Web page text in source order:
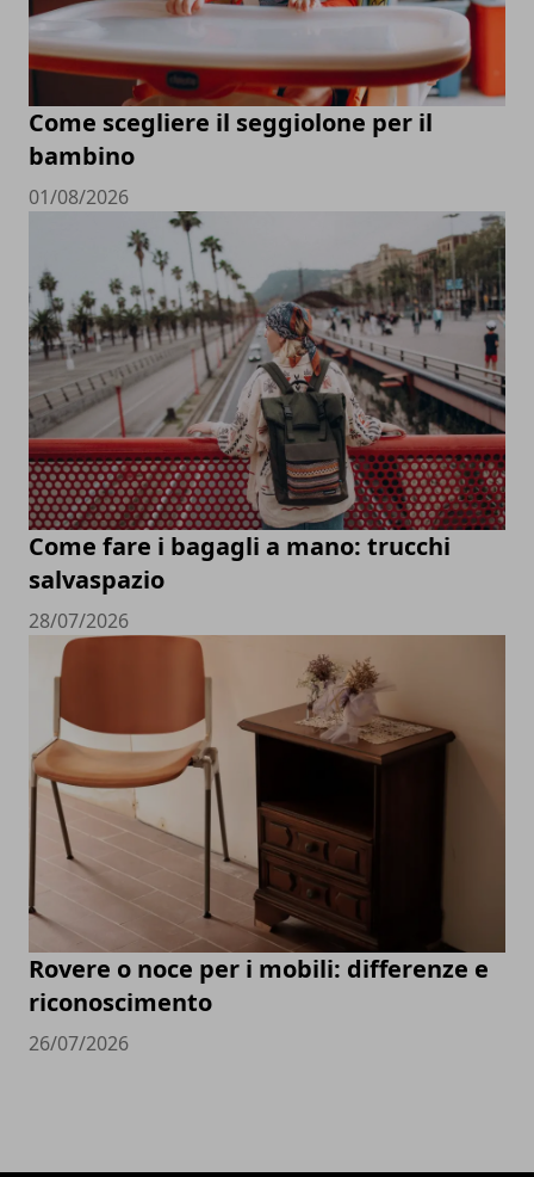
Come scegliere il seggiolone per il
bambino
01/08/2026
Come fare i bagagli a mano: trucchi
salvaspazio
28/07/2026
Rovere o noce per i mobili: differenze e
riconoscimento
26/07/2026